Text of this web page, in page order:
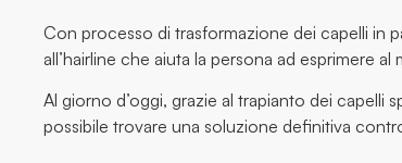
Con processo di trasformazione dei capelli in
all’hairline che aiuta la persona ad esprimere
Al giorno d’oggi, grazie al trapianto dei capelli
possibile trovare una soluzione definitiva